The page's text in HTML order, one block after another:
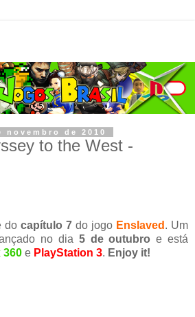
de 2010
to the West -
do capítulo 7 do jogo Enslaved . Um
no dia 5 de outubro e está
360 e PlayStation 3. Enjoy it!